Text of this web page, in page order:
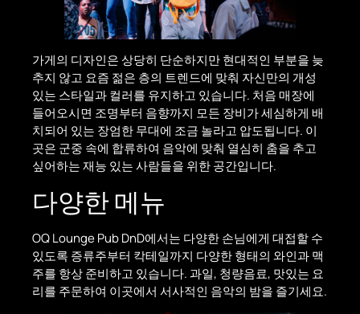
가게의 디자인은 상당히 단순하지만 현대적인 부분을 늦
추지 않고 요즘 젊은 층의 트렌드에 맞춰 자신만의 개성
있는 스타일과 컬러를 유지하고 있습니다. 처음 매장에
들어오시면 조명부터 음향까지 모든 장비가 세심하게 배
치되어 있는 장엄한 무대에 조금 놀라고 압도됩니다. 이
곳은 군중 속에 합류하여 음악에 맞춰 열심히 춤을 추고
싶어하는 재능 있는 사람들을 위한 공간입니다.
다양한 메뉴
OQ Lounge Pub DnD에서는 다양한 손님에게 대접할 수
있도록 증류주부터 칵테일까지 다양한 형태의 와인과 맥
주를 항상 준비하고 있습니다. 과일, 청량음료, 맛있는 요
리를 주문하여 이곳에서 서사적인 음악의 밤을 즐기세요.